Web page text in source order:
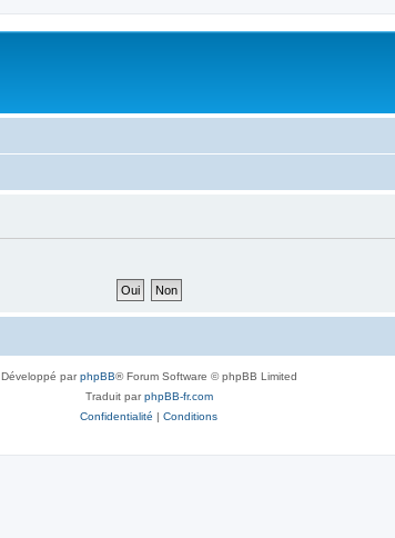
Développé parphpBB® Forum Software © phpBB Limited
Traduit parphpBB-fr.com
Confidentialité | Conditions